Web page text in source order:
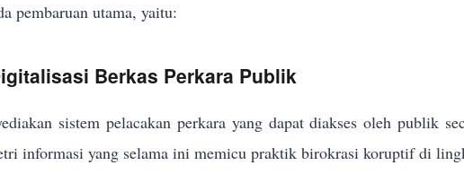
pembaruan utama, yaitu:
Berkas Perkara Publik
sistem pelacakan perkara yang dapat diakses oleh publik
informasi yang selama ini memicu praktik birokrasi koruptif di